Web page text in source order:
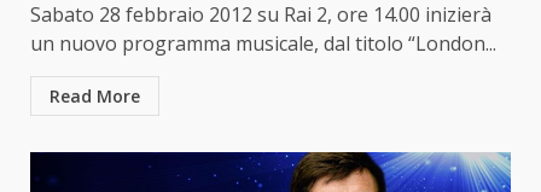
Sabato 28 febbraio 2012 su Rai 2, ore 14.00 inizierà
un nuovo programma musicale, dal titolo “London...
Read More